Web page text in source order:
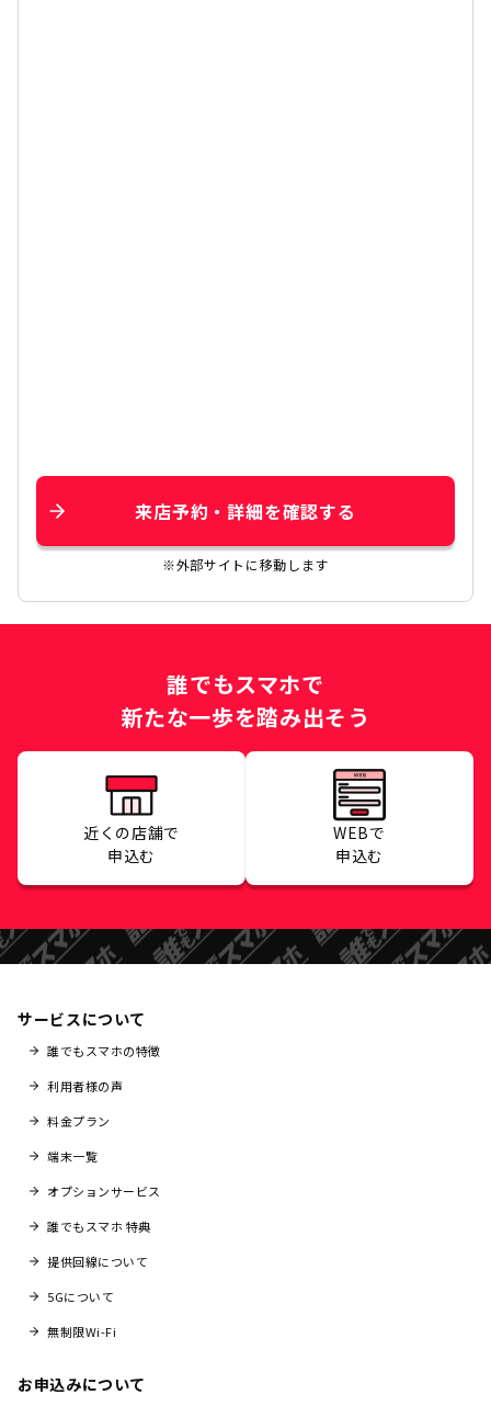
来店予約・詳細を確認する
※外部サイトに移動します
誰でもスマホで
新たな一歩を踏み出そう
近くの店舗で
申込む
WEBで
申込む
サービスについて
誰でもスマホの特徴
利用者様の声
料金プラン
端末一覧
オプションサービス
誰でもスマホ 特典
提供回線について
5Gについて
無制限Wi-Fi
お申込みについて